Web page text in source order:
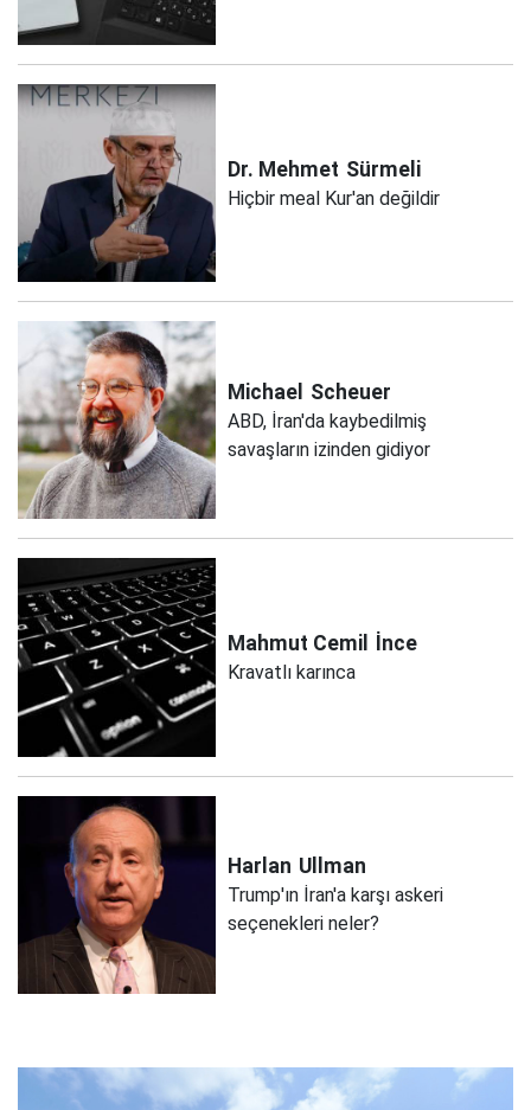
Dr. Mehmet Sürmeli
Hiçbir meal Kur'an değildir
Michael Scheuer
ABD, İran'da kaybedilmiş
savaşların izinden gidiyor
Mahmut Cemil İnce
Kravatlı karınca
Harlan Ullman
Trump'ın İran'a karşı askeri
seçenekleri neler?